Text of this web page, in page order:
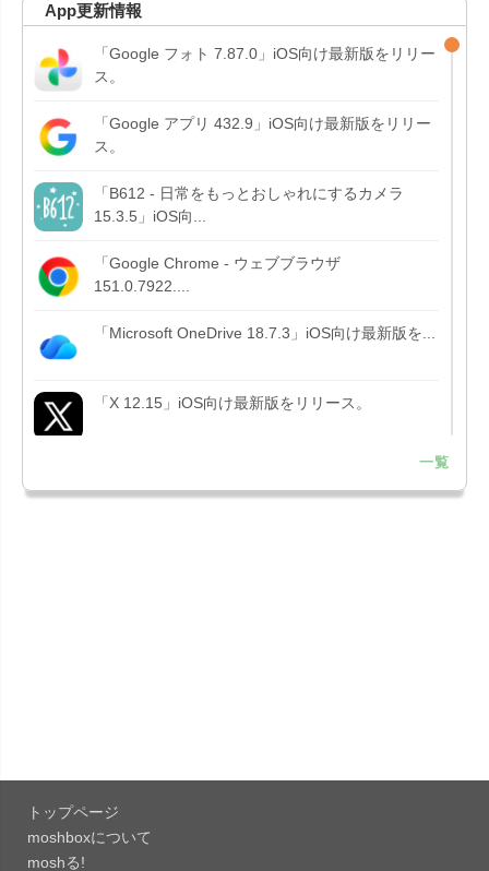
App更新情報
「Google フォト 7.87.0」iOS向け最新版をリリー
ス。
「Google アプリ 432.9」iOS向け最新版をリリー
ス。
「B612 - 日常をもっとおしゃれにするカメラ
15.3.5」iOS向...
「Google Chrome - ウェブブラウザ
151.0.7922....
「Microsoft OneDrive 18.7.3」iOS向け最新版を...
「X 12.15」iOS向け最新版をリリース。
Liguid G...
「Evernote 11.28.2」Mac向け最新版をリリー
ス。AIプロ...
一覧
トップページ
moshboxについて
moshる!